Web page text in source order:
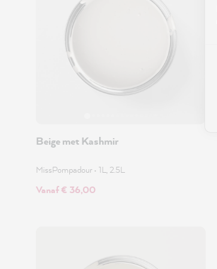
Beige met Kashmir
MissPompadour • 1L, 2.5L
Vanaf € 36,00